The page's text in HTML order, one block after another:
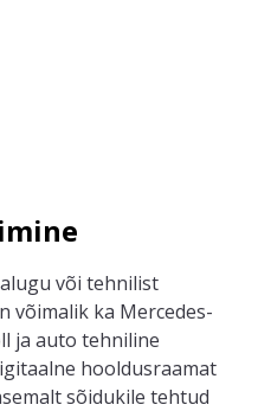
või tehnilist
võimalik ka Mercedes-
ja auto tehniline
hooldusraamat
sõidukile tehtud